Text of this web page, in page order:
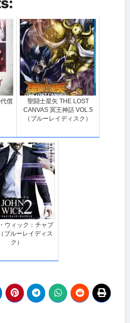
償
聖闘士星矢 THE LOST
CANVAS 冥王神話 VOL.5
（ブルーレイディスク）
ウィック：チャプ
ブルーレイディス
ク）